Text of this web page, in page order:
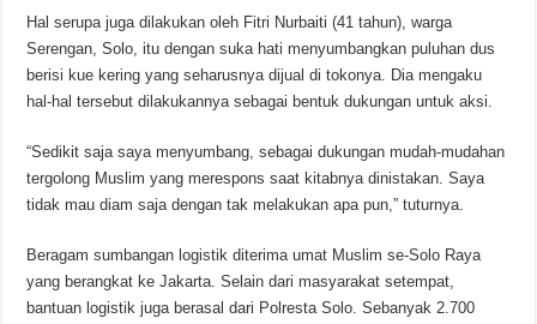
Hal serupa juga dilakukan oleh Fitri Nurbaiti (41 tahun), warga
Serengan, Solo, itu dengan suka hati menyumbangkan puluhan dus
berisi kue kering yang seharusnya dijual di tokonya. Dia mengaku
hal-hal tersebut dilakukannya sebagai bentuk dukungan untuk aksi.
“Sedikit saja saya menyumbang, sebagai dukungan mudah-mudahan
tergolong Muslim yang merespons saat kitabnya dinistakan. Saya
tidak mau diam saja dengan tak melakukan apa pun,” tuturnya.
Beragam sumbangan logistik diterima umat Muslim se-Solo Raya
yang berangkat ke Jakarta. Selain dari masyarakat setempat,
bantuan logistik juga berasal dari Polresta Solo. Sebanyak 2.700